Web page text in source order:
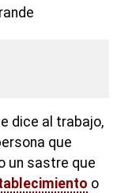
dice al trabajo,
que
un sastre que
o